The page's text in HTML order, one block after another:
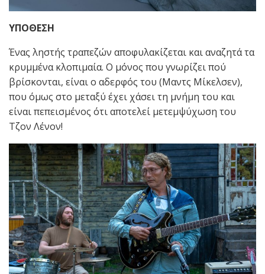
ΥΠΟΘΕΣΗ
Ένας ληστής τραπεζών αποφυλακίζεται και αναζητά τα
κρυμμένα κλοπιμαία. Ο μόνος που γνωρίζει πού
βρίσκονται, είναι ο αδερφός του (Μαντς Μίκελσεν),
που όμως στο μεταξύ έχει χάσει τη μνήμη του και
είναι πεπεισμένος ότι αποτελεί μετεμψύχωση του
Τζον Λένον!